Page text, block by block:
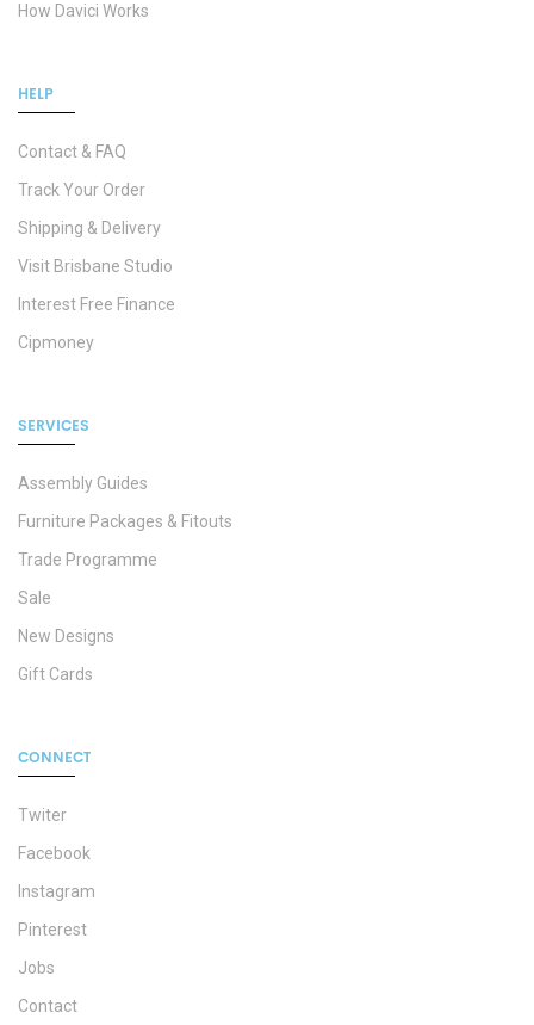
How Davici Works
HELP
Contact & FAQ
Track Your Order
Shipping & Delivery
Visit Brisbane Studio
Interest Free Finance
Cipmoney
SERVICES
Assembly Guides
Furniture Packages & Fitouts
Trade Programme
Sale
New Designs
Gift Cards
CONNECT
Twiter
Facebook
Instagram
Pinterest
Jobs
Contact